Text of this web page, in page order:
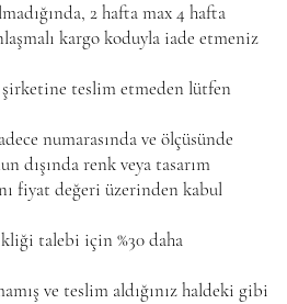
2 hafta max 4 hafta
kargo koduyla iade etmeniz
teslim etmeden lütfen
numarasında ve ölçüsünde
dışında renk veya tasarım
fiyat değeri üzerinden kabul
talebi için %30 daha
ve teslim aldığınız haldeki gibi